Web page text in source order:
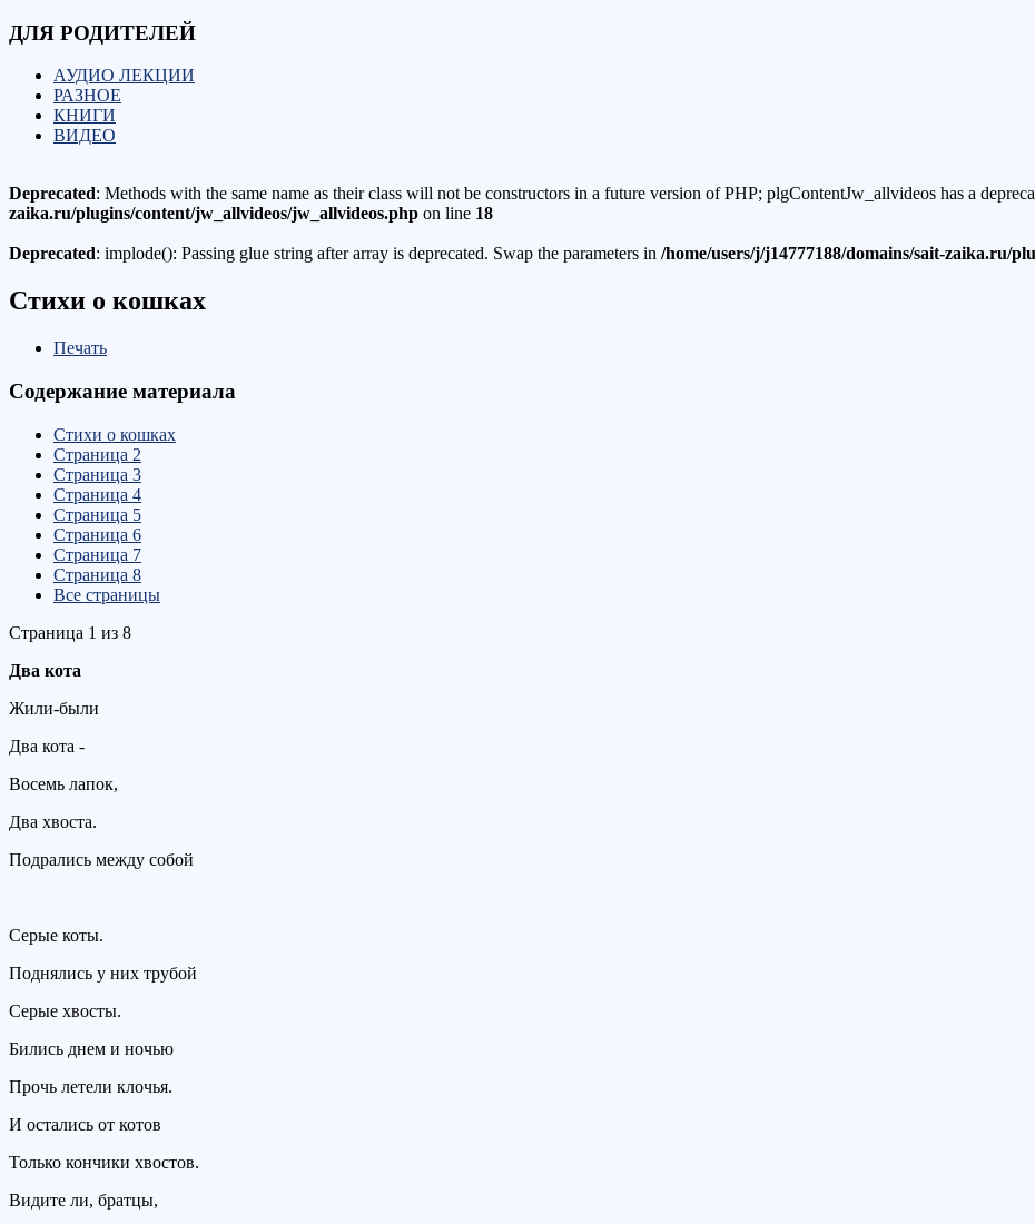
ДЛЯ РОДИТЕЛЕЙ
АУДИО ЛЕКЦИИ
РАЗНОЕ
КНИГИ
ВИДЕО
Deprecated: Methods with the same name as their class will not be constructors in a future version of PHP; plgContentJw_allvideos has a
zaika.ru/plugins/content/jw_allvideos/jw_allvideos.php on line 18
Deprecated: implode(): Passing glue string after array is deprecated. Swap the parameters in /home/users/j/j14777188/domains/sait-zaika.ru/
Стихи о кошках
Печать
Содержание материала
Стихи о кошках
Страница 2
Страница 3
Страница 4
Страница 5
Страница 6
Страница 7
Страница 8
Все страницы
Страница 1 из 8
Два кота
Жили-были
Два кота -
Восемь лапок,
Два хвоста.
Подрались между собой
Серые коты.
Поднялись у них трубой
Серые хвосты.
Бились днем и ночью
Прочь летели клочья.
И остались от котов
Только кончики хвостов.
Видите ли, братцы,